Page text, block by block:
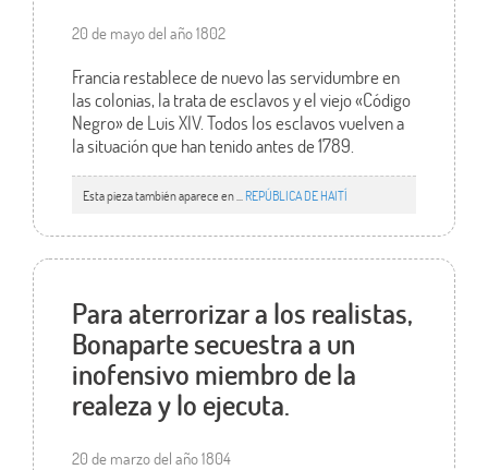
20 de mayo del año 1802
Francia restablece de nuevo las servidumbre en
las colonias, la trata de esclavos y el viejo «Código
Negro» de Luis XIV. Todos los esclavos vuelven a
la situación que han tenido antes de 1789.
Esta pieza también aparece en ... REPÚBLICA DE HAITÍ
Para aterrorizar a los realistas,
Bonaparte secuestra a un
inofensivo miembro de la
realeza y lo ejecuta.
20 de marzo del año 1804